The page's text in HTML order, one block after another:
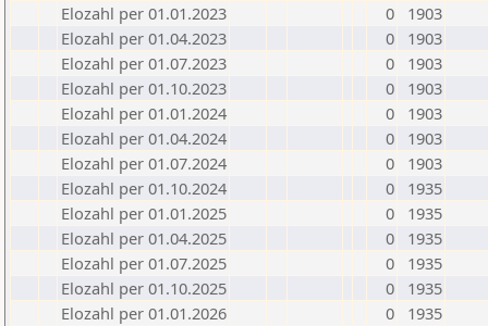
Elozahl per 01.01.2023
0
1903
Elozahl per 01.04.2023
0
1903
Elozahl per 01.07.2023
0
1903
Elozahl per 01.10.2023
0
1903
Elozahl per 01.01.2024
0
1903
Elozahl per 01.04.2024
0
1903
Elozahl per 01.07.2024
0
1903
Elozahl per 01.10.2024
0
1935
Elozahl per 01.01.2025
0
1935
Elozahl per 01.04.2025
0
1935
Elozahl per 01.07.2025
0
1935
Elozahl per 01.10.2025
0
1935
Elozahl per 01.01.2026
0
1935